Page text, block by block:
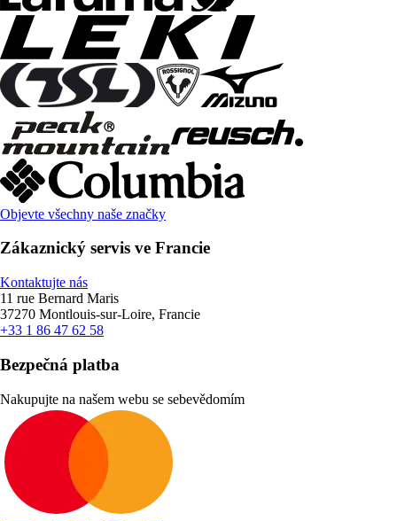
Objevte všechny naše značky
Zákaznický servis ve Francie
Kontaktujte nás
11 rue Bernard Maris
37270 Montlouis-sur-Loire, Francie
+33 1 86 47 62 58
Bezpečná platba
Nakupujte na našem webu se sebevědomím